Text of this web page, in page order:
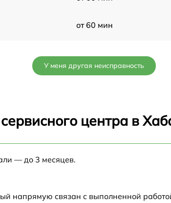
от 60 мин
У меня другая неисправность
центра в
— до 3 месяцев.
напрямую связан с выполненной